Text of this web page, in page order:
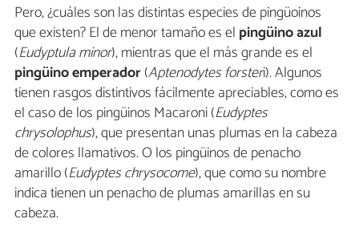
Pero, ¿cuáles son las distintas especies de pingüoinos
que existen? El de menor tamaño es el pingüino azul
(Eudyptula minor), mientras que el más grande es el
pingüino emperador(Aptenodytes forsteri). Algunos
tienen rasgos distintivos fácilmente apreciables, como es
el caso de los pingüinos Macaroni (Eudyptes
chrysolophus), que presentan unas plumas en la cabeza
de colores llamativos. O los pingüinos de penacho
amarillo (Eudyptes chrysocome), que como su nombre
indica tienen un penacho de plumas amarillas en su
cabeza.